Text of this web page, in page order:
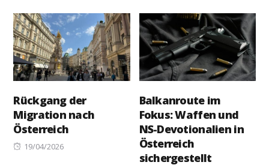
Rückgang der
Migration nach
Österreich
Posted
19/04/2026
Balkanroute im
Fokus: Waffen und
NS-Devotionalien in
Österreich
sichergestellt